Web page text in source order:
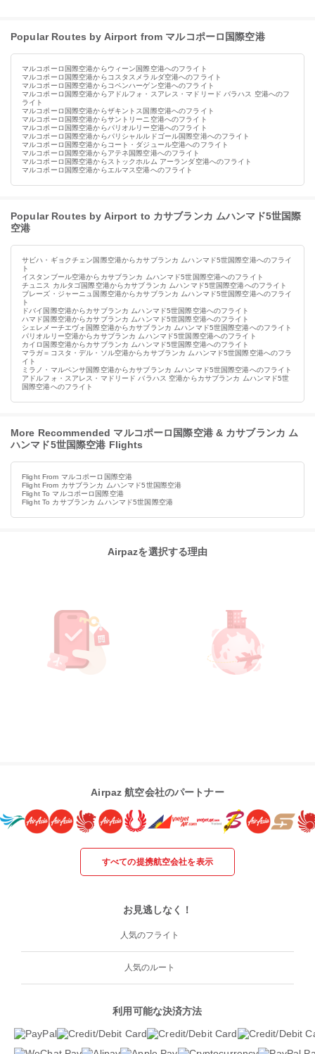
Popular Routes by Airport from マルコポーロ国際空港
マルコポーロ国際空港からウィーン国際空港へのフライト
マルコポーロ国際空港からコスタスメラルダ空港へのフライト
マルコポーロ国際空港からコペンハーゲン空港へのフライト
マルコポーロ国際空港からアドルフォ・スアレス・マドリード バラハス 空港へのフ
ライト
マルコポーロ国際空港からザキントス国際空港へのフライト
マルコポーロ国際空港からサントリーニ空港へのフライト
マルコポーロ国際空港からパリオルリー空港へのフライト
マルコポーロ国際空港からパリシャルルドゴール国際空港へのフライト
マルコポーロ国際空港からコート・ダジュール空港へのフライト
マルコポーロ国際空港からアテネ国際空港へのフライト
マルコポーロ国際空港からストックホルム アーランダ空港へのフライト
マルコポーロ国際空港からエルマス空港へのフライト
Popular Routes by Airport to カサブランカ ムハンマド5世国際
空港
サビハ・ギョクチェン国際空港からカサブランカ ムハンマド5世国際空港へのフライ
ト
イスタンブール空港からカサブランカ ムハンマド5世国際空港へのフライト
チュニス カルタゴ国際空港からカサブランカ ムハンマド5世国際空港へのフライト
ブレーズ・ジャーニュ国際空港からカサブランカ ムハンマド5世国際空港へのフライ
ト
ドバイ国際空港からカサブランカ ムハンマド5世国際空港へのフライト
ハマド国際空港からカサブランカ ムハンマド5世国際空港へのフライト
シェレメーチエヴォ国際空港からカサブランカ ムハンマド5世国際空港へのフライト
パリオルリー空港からカサブランカ ムハンマド5世国際空港へのフライト
カイロ国際空港からカサブランカ ムハンマド5世国際空港へのフライト
マラガ＝コスタ・デル・ソル空港からカサブランカ ムハンマド5世国際空港へのフラ
イト
ミラノ・マルペンサ国際空港からカサブランカ ムハンマド5世国際空港へのフライト
アドルフォ・スアレス・マドリード バラハス 空港からカサブランカ ムハンマド5世
国際空港へのフライト
More Recommended マルコポーロ国際空港 & カサブランカ ム
ハンマド5世国際空港 Flights
Flight From マルコポーロ国際空港
Flight From カサブランカ ムハンマド5世国際空港
Flight To マルコポーロ国際空港
Flight To カサブランカ ムハンマド5世国際空港
Airpazを選択する理由
Airpaz 航空会社のパートナー
すべての提携航空会社を表示
お見逃しなく！
人気のフライト
人気のルート
利用可能な決済方法